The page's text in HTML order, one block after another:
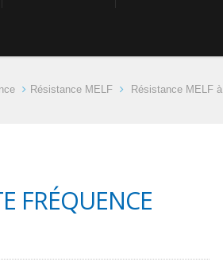
Résistance MELF Résistance MELF
FRÉQUENCE